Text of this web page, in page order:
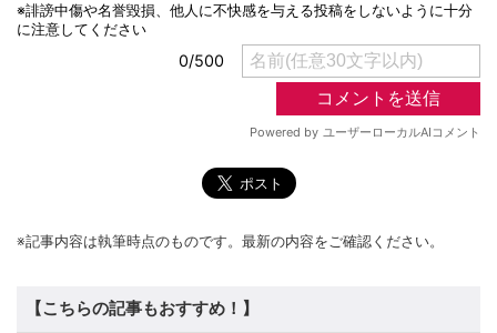
※記事内容は執筆時点のものです。最新の内容をご確認ください。
【こちらの記事もおすすめ！】